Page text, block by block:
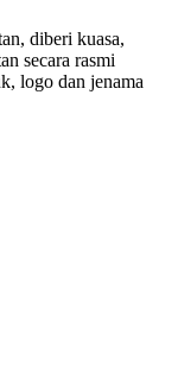
diberi kuasa,
secara rasmi
logo dan jenama